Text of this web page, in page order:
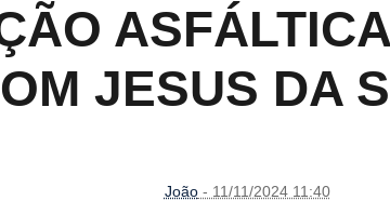
JESUS DA
João- 11/11/2024 11:40